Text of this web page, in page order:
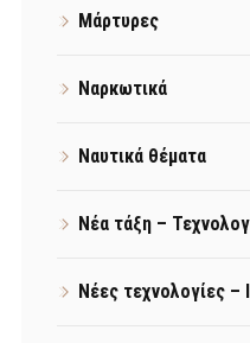
Μάρτυρες
Ναρκωτικά
Ναυτικά θέματα
Νέα τάξη –
Νέες τεχνολογίες